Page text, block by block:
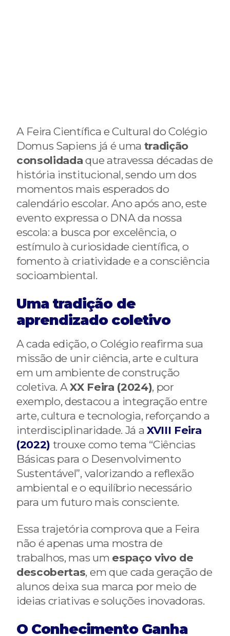
A Feira Científica e Cultural do Colégio
Domus Sapiens já é uma tradição
consolidada que atravessa décadas de
história institucional, sendo um dos
momentos mais esperados do
calendário escolar. Ano após ano, este
evento expressa o DNA da nossa
escola: a busca por excelência, o
estímulo à curiosidade científica, o
fomento à criatividade e a consciência
socioambiental.
Uma tradição de
aprendizado coletivo
A cada edição, o Colégio reafirma sua
missão de unir ciência, arte e cultura
em um ambiente de construção
coletiva. AXX Feira (2024), por
exemplo, destacou a integração entre
arte, cultura e tecnologia, reforçando a
interdisciplinaridade. Já aXVIII Feira
(2022) trouxe como tema “Ciências
Básicas para o Desenvolvimento
Sustentável”, valorizando a reflexão
ambiental e o equilíbrio necessário
para um futuro mais consciente.
Essa trajetória comprova que a Feira
não é apenas uma mostra de
trabalhos, mas um espaço vivo de
descobertas, em que cada geração de
alunos deixa sua marca por meio de
ideias criativas e soluções inovadoras.
O Conhecimento Ganha